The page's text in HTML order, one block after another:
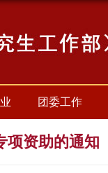
团委工作
项资助的通知